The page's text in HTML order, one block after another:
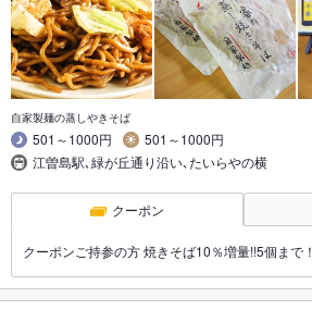
自家製麺の蒸しやきそば
501～1000円
501～1000円
江曽島駅､緑が丘通り沿い､たいらやの横
クーポン
クーポンご持参の方 焼きそば10％増量!!5個まで！